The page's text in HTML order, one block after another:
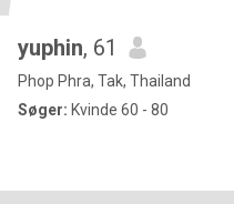
yuphin, 61
Phop Phra, Tak, Thailand
Søger: Kvinde 60 - 80